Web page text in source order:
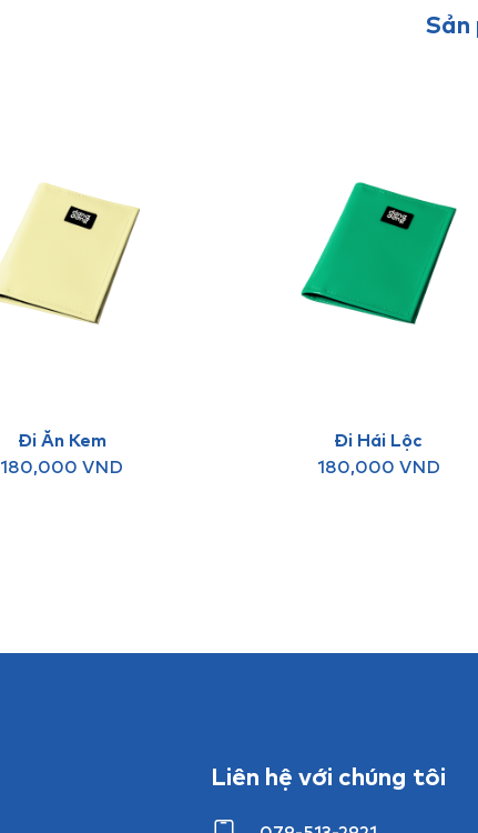
Sản
Đi Ăn Kem
180,000VND
Đi Hái Lộc
180,000 VND
Liên hệ với chúng tôi